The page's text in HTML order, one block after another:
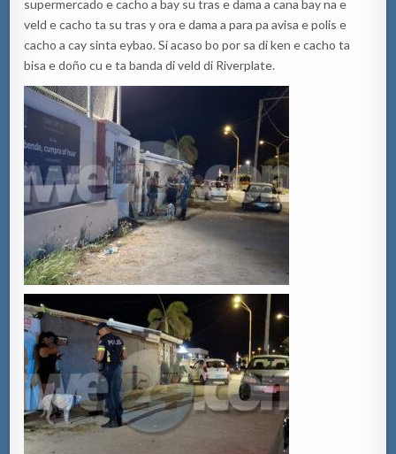
supermercado e cacho a bay su tras e dama a cana bay na e
veld e cacho ta su tras y ora e dama a para pa avisa e polis e
cacho a cay sinta eybao. Si acaso bo por sa di ken e cacho ta
bisa e doño cu e ta banda di veld di Riverplate.